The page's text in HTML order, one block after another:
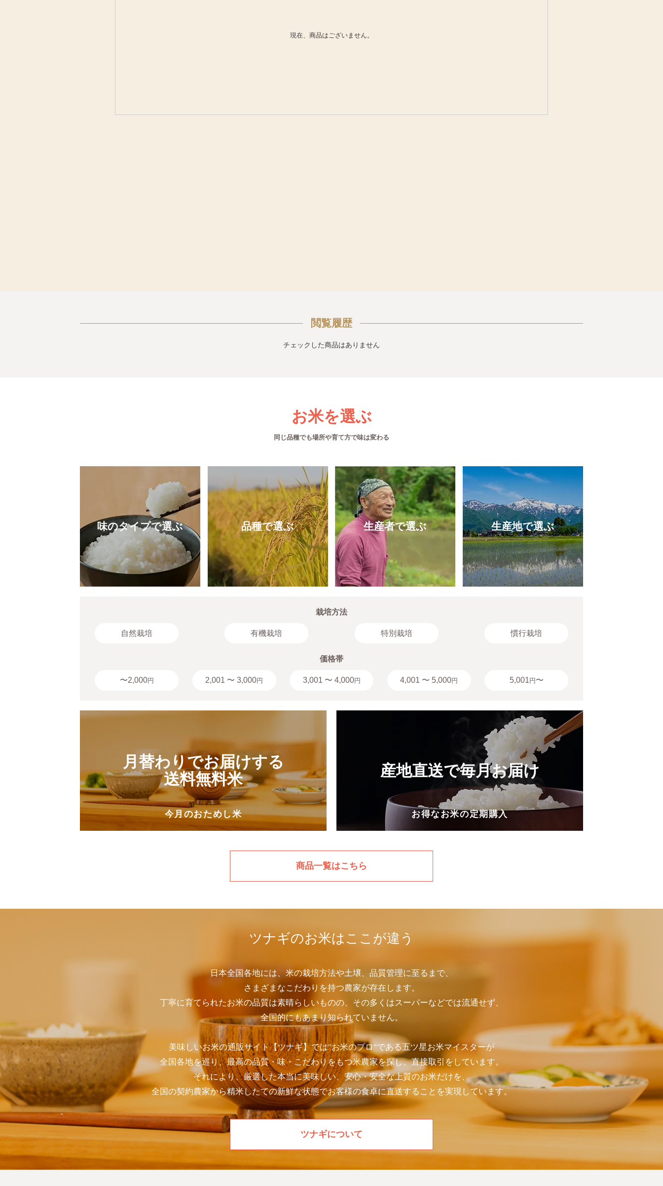
現在、商品はございません。
閲覧履歴
チェックした商品はありません
お米を選ぶ
同じ品種でも場所や育て方で味は変わる
味のタイプで選ぶ 品種で選ぶ 生産者で選ぶ 生産地で選ぶ
栽培方法
自然栽培 有機栽培 特別栽培 慣行栽培
価格帯
〜2,000円 2,001 〜 3,000円 3,001 〜 4,000円 4,001 〜 5,000円 5,001 円 〜
月替わりでお届けする
送料無料米
今月のおためし米
産地直送で毎月お届け
お得なお米の定期購入
商品一覧はこちら
ツナギのお米はここが違う
日本全国各地には、米の栽培方法や土壌、品質管理に至るまで、
さまざまなこだわりを持つ農家が存在します。
丁寧に育てられたお米の品質は素晴らしいものの、その多くはスーパーなどでは流通せず、
全国的にもあまり知られていません。
美味しいお米の通販サイト【ツナギ】では"お米のプロ"である五ツ星お米マイスターが
全国各地を巡り、最高の品質・味・こだわりをもつ米農家を探し、直接取引をしています。
それにより、厳選した本当に美味しい、安心・安全な上質のお米だけを、
全国の契約農家から精米したての新鮮な状態でお客様の食卓に直送することを実現しています。
ツナギについて